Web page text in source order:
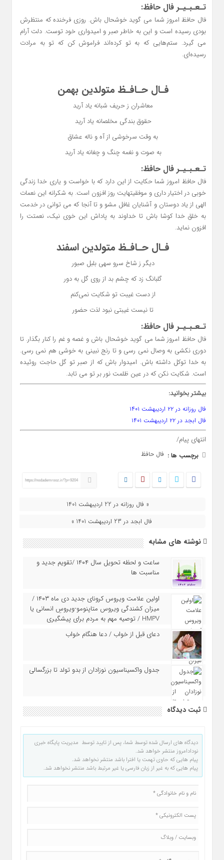
تـعـبـیـر فال حافظ:
فال حافظ امروز شما می گوید خوشحال باش. روزی فرخنده که منتظرش
بودی رسیده است و این به خاطر صبر و امیدواری خود توست. دلت آرام
می گیرد. ستم‌هایی که به تو کرده‌اند فراموش کن که تو به مرادت
رسیده‌ای.
فـال حـافـظ متولدین بهمن
معاشران ز حریف شبانه یاد آرید
حقوق بندگی مخلصانه یاد آرید
به وقت سرخوشی از آه و ناله عشاق
به صوت و نغمه چنگ و چغانه یاد آرید
تـعـبـیـر فال حافظ:
فال حافظ امروز شما حکایت از این دارد که با خواست و یاری خدا زندگی
خوبی در اختیار داری و موفقیتهایت روز افزون است. به شکرانه این نعمات
الهی از یاد دوستان و آشنایان غافل مشو و تا آنجا که می توانی در خدمت
به خلق خدا کوشا باش تا خداوند به پاداش این خوی نیک، نعمتت را
افزون نماید.
فـال حـافـظ متولدین اسفند
دیگر ز شاخ سرو سهی بلبل صبور
گلبانگ زد که چشم بد از روی گل به دور
از دست غیبت تو شکایت نمی‌کنم
تا نیست غیبتی نبود لذت حضور
تـعـبـیـر فال حافظ:
فال حافظ امروز شما می گوید خوشحال باش و غصه و غم را کنار بگذار. تا
دوری نکشی به وصال نمی رسی و تا رنج نبینی به خوشی هم نمی رسی.
به خدا توکل داشته باش. امیدوار باش که از صبر تو گل حاجت روئیده
است. شکایت نکن که در عین ظلمت نور بر تو می تابد.
بیشتر بخوانید:
فال روزانه در ۲۲ اردیبهشت ۱۴۰۱
فال ابجد در ۲۲ اردیبهشت ۱۴۰۱
انتهای پیام/
برچسب ها : فال حافظ
https://nodademrooz.ir/?p=9204
« فال روزانه در 22 اردیبهشت 1401
فال ابجد در 23 اردیبهشت 1401 »
نوشته های مشابه
ساعت و لحظه تحویل سال ۱۴۰۴ /تقویم جدید و
مناسبت ها
اولین علامت ویروس کرونای جدید دی ماه ۱۴۰۳ /
میزان کشندگی ویروس متاپنومو-ویروسِ انسانی یا
HMPV / توصیه مهم به مردم برای پیشگیری
دعای قبل از خواب / دعا هنگام خواب
جدول واکسیناسیون نوزادان از بدو تولد تا بزرگسالی
ثبت دیدگاه
دیدگاه های ارسال شده توسط شما، پس از تایید توسط مدیریت پایگاه خبری
نودادامروز منتشر خواهد شد.
پیام هایی که حاوی تهمت یا افترا باشد منتشر نخواهد شد.
پیام هایی که به غیر از زبان فارسی یا غیر مرتبط باشد منتشر نخواهد شد.